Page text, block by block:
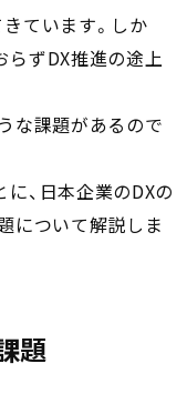
ています。しか
らずDX推進の途上
な課題があるので
、日本企業のDXの
について解説しま
題